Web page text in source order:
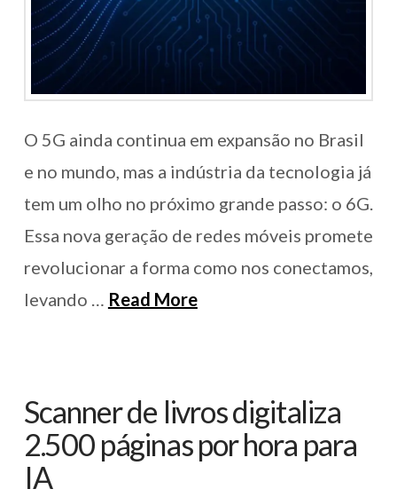
O 5G ainda continua em expansão no Brasil
e no mundo, mas a indústria da tecnologia já
tem um olho no próximo grande passo: o 6G.
Essa nova geração de redes móveis promete
revolucionar a forma como nos conectamos,
levando … Read More
Scanner de livros digitaliza
2.500 páginas por hora para
IA